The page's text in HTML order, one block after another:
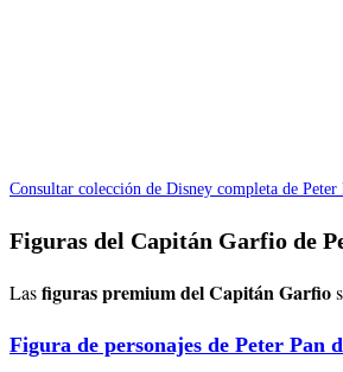
Consultar colección de Disney completa de Peter
Figuras del Capitán Garfio de
Lasfiguras premium del Capitán Garfio
Figura de personajes de Peter Pan